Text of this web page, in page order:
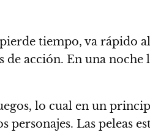
tiempo, va rápido
de acción. En una
lo cual en un
personajes. Las peleas